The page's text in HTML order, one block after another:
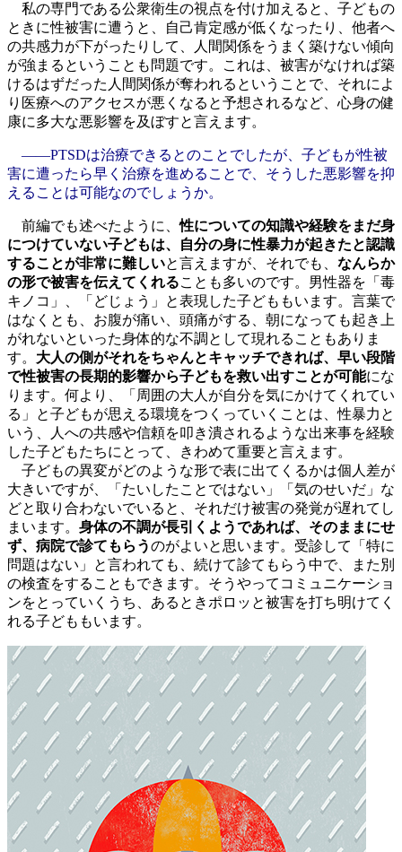
私の専門である公衆衛生の視点を付け加えると、子どもの
ときに性被害に遭うと、自己肯定感が低くなったり、他者へ
の共感力が下がったりして、人間関係をうまく築けない傾向
が強まるということも問題です。これは、被害がなければ築
けるはずだった人間関係が奪われるということで、それによ
り医療へのアクセスが悪くなると予想されるなど、心身の健
康に多大な悪影響を及ぼすと言えます。
――PTSDは治療できるとのことでしたが、子どもが性被
害に遭ったら早く治療を進めることで、そうした悪影響を抑
えることは可能なのでしょうか。
前編でも述べたように、性についての知識や経験をまだ身
につけていない子どもは、自分の身に性暴力が起きたと認識
することが非常に難しいと言えますが、それでも、 なんらか
の形で被害を伝えてくれることも多いのです。男性器を「毒
キノコ」、「どじょう」と表現した子どももいます。言葉で
はなくとも、お腹が痛い、頭痛がする、朝になっても起き上
がれないといった身体的な不調として現れることもありま
す。 大人の側がそれをちゃんとキャッチできれば、早い段階
で性被害の長期的影響から子どもを救い出すことが可能にな
ります。何より、「周囲の大人が自分を気にかけてくれてい
る」と子どもが思える環境をつくっていくことは、性暴力と
いう、人への共感や信頼を叩き潰されるような出来事を経験
した子どもたちにとって、きわめて重要と言えます。
子どもの異変がどのような形で表に出てくるかは個人差が
大きいですが、「たいしたことではない」「気のせいだ」な
どと取り合わないでいると、それだけ被害の発覚が遅れてし
まいます。 身体の不調が長引くようであれば、そのままにせ
ず、病院で診てもらうのがよいと思います。受診して「特に
問題はない」と言われても、続けて診てもらう中で、また別
の検査をすることもできます。そうやってコミュニケーショ
ンをとっていくうち、あるときポロッと被害を打ち明けてく
れる子どももいます。